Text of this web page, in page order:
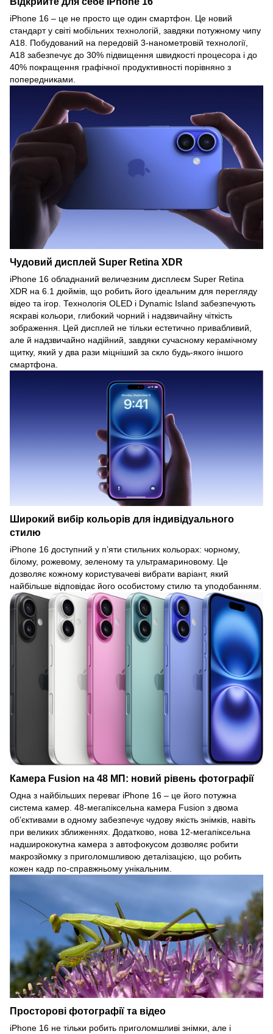
iPhone 16 – це не просто ще один смартфон. Це новий
стандарт у світі мобільних технологій, завдяки потужному чипу
A18. Побудований на передовій 3-нанометровій технології,
A18 забезпечує до 30% підвищення швидкості процесора і до
40% покращення графічної продуктивності порівняно з
попередниками.
Чудовий дисплей Super Retina XDR
iPhone 16 обладнаний величезним дисплеєм Super Retina
XDR на 6.1 дюймів, що робить його ідеальним для перегляду
відео та ігор. Технологія OLED і Dynamic Island забезпечують
яскраві кольори, глибокий чорний і надзвичайну чіткість
зображення. Цей дисплей не тільки естетично привабливий,
але й надзвичайно надійний, завдяки сучасному керамічному
щитку, який у два рази міцніший за скло будь-якого іншого
смартфона.
Широкий вибір кольорів для індивідуального
стилю
iPhone 16 доступний у п’яти стильних кольорах: чорному,
білому, рожевому, зеленому та ультрамариновому. Це
дозволяє кожному користувачеві вибрати варіант, який
найбільше відповідає його особистому стилю та уподобанням.
Камера Fusion на 48 МП: новий рівень фотографії
Одна з найбільших переваг iPhone 16 – це його потужна
система камер. 48-мегапіксельна камера Fusion з двома
об’єктивами в одному забезпечує чудову якість знімків, навіть
при великих зближеннях. Додатково, нова 12-мегапіксельна
надширококутна камера з автофокусом дозволяє робити
макрозйомку з приголомшливою деталізацією, що робить
кожен кадр по-справжньому унікальним.
Просторові фотографії та відео
iPhone 16 не тільки робить приголомшливі знімки, але і